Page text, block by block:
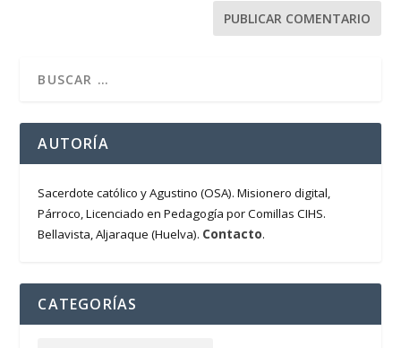
AUTORÍA
Sacerdote católico y Agustino (OSA). Misionero digital,
Párroco, Licenciado en Pedagogía por Comillas CIHS.
Bellavista, Aljaraque (Huelva). Contacto.
CATEGORÍAS